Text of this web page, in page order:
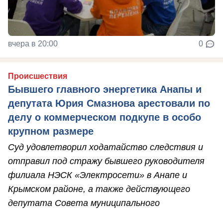
вчера в 20:00 0
Происшествия
Бывшего главного энергетика Анапы и
депутата Юрия Смазнова арестовали по
делу о коммерческом подкупе в особо
крупном размере
Суд удовлетворил ходатайство следствия и
отправил под стражу бывшего руководителя
филиала НЭСК «Электросети» в Анапе и
Крымском районе, а также действующего
депутата Совета муниципального